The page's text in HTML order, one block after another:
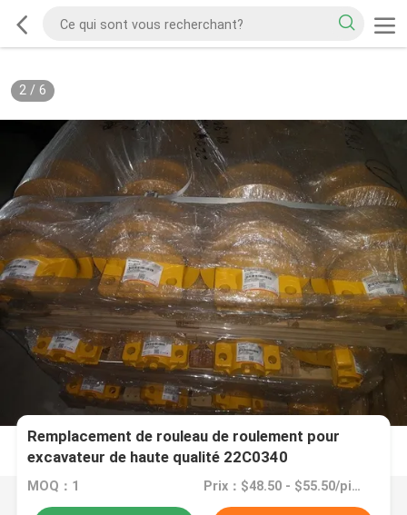
2/ 6
Remplacement de rouleau de roulement pour
excavateur de haute qualité 22C0340
MOQ：1 Prix：$48.50 - $55.50/pieces